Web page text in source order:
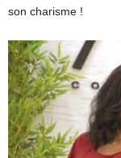
son charisme !